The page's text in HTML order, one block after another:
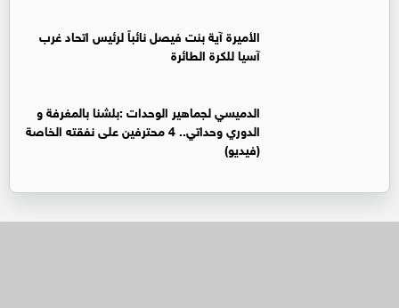
الأميرة آية بنت فيصل نائباً لرئيس اتحاد غرب
آسيا للكرة الطائرة
الدميسي لجماهير الوحدات :بلشنا بالمغرفة و
الدوري وحداتي.. 4 محترفين على نفقته الخاصة
(فيديو)